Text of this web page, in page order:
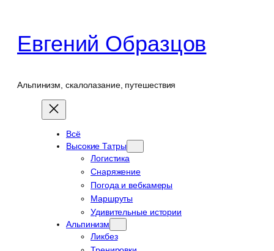
содержимому
Евгений Образцов
Альпинизм, скалолазание, путешествия
Всё
Высокие Татры
Логистика
Снаряжение
Погода и вебкамеры
Маршруты
Удивительные истории
Альпинизм
Ликбез